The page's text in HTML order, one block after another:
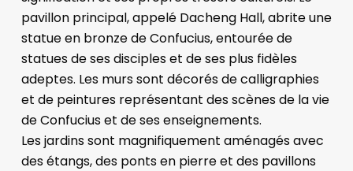
pavillon principal, appelé Dacheng Hall, abrite une
statue en bronze de Confucius, entourée de
statues de ses disciples et de ses plus fidèles
adeptes. Les murs sont décorés de calligraphies
et de peintures représentant des scènes de la vie
de Confucius et de ses enseignements.
Les jardins sont magnifiquement aménagés avec
des étangs, des ponts en pierre et des pavillons